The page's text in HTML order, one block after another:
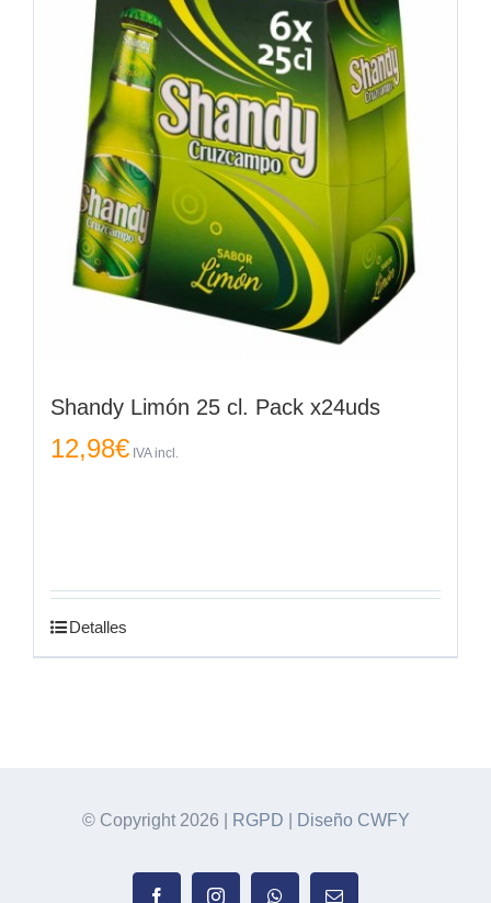
Shandy Limón 25 cl. Pack x24uds
12,98€ IVA incl.
Detalles
© Copyright 2026 | RGPD Diseño CWFY